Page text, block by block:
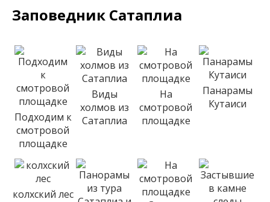
Заповедник Сатаплиа
Подходим к
смотровой
площадке
Виды
холмов из
Сатаплиа
На
смотровой
площадке
Панарамы
Кутаиси
колхский лес